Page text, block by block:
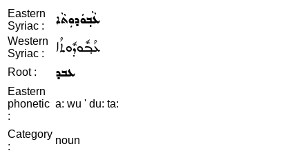
Eastern
Syriac :
ܥܵܒ݂ܘܿܕܘܼܬܵܐ
Western
Syriac :
ܥܳܒ݂ܽܘܕܽܘܬܳܐ
Root : ܥܒܕ
Eastern
phonetic
:
a: wu ' du: ta:
Category
:
noun